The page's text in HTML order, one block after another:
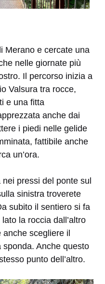
Merano e cercate una
nelle giornate più
Il percorso inizia a
Valsura tra rocce,
e una fitta
anche dai
i piedi nelle gelide
fattibile anche
un’ora.
pressi del ponte sul
sinistra troverete
subito il sentiero si fa
la roccia dall’altro
anche scegliere il
sponda. Anche questo
punto dell’altro.